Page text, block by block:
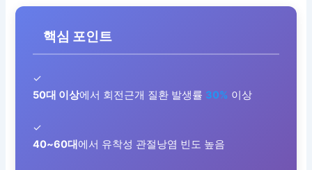
핵심 포인트
✓
50대 이상에서 회전근개 질환 발생률 30% 이상
✓
40~60대에서 유착성 관절낭염 빈도 높음